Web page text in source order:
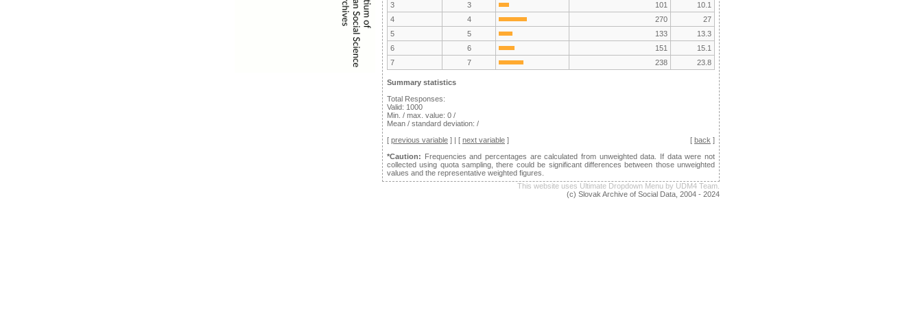
3
3 101
10.1
4
4 270
27
5
5 133
13.3
6
6 151
15.1
7
7 238 23.8
Summary statistics
Total Responses:
Valid: 1000
Min. / max. value: 0 /
Mean / standard deviation: /
[ previous variable ] | [ next variable ] [ back ]
*Caution: Frequencies and percentages are calculated from unweighted data. If data were not
collected using quota sampling, there could be significant differences between those unweighted
values and the representative weighted figures.
This website uses Ultimate Dropdown Menu by UDM4 Team.
(c) Slovak Archive of Social Data, 2004 - 2024